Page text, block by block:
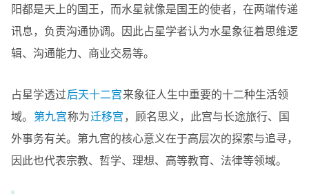
阳都是天上的国王，而水星就像是国王的使者，在两端传递
讯息，负责沟通协调。因此占星学者认为水星象征着思维逻
辑、沟通能力、商业交易等。
占星学透过后天十二宫来象征人生中重要的十二种生活领
域。 第九宫称为迁移宫，顾名思义，此宫与长途旅行、国
外事务有关。第九宫的核心意义在于高层次的探索与追寻，
因此也代表宗教、哲学、理想、高等教育、法律等领域。